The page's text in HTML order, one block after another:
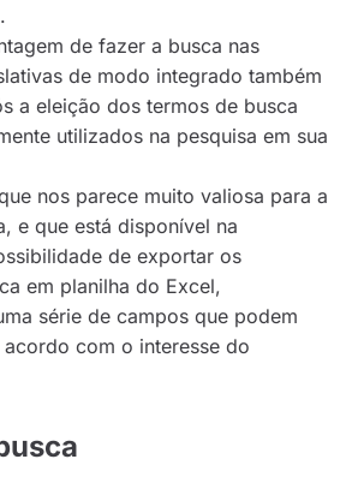
de fazer a busca nas
de modo integrado também
a eleição dos termos de busca
utilizados na pesquisa em sua
nos parece muito valiosa para a
e que está disponível na
de exportar os
em planilha do Excel,
série de campos que podem
com o interesse do